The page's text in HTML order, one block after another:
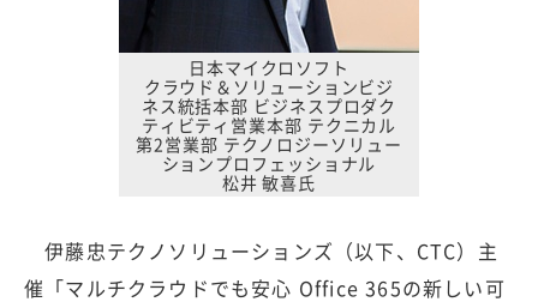
日本マイクロソフト
クラウド＆ソリューションビジ
ネス統括本部 ビジネスプロダク
ティビティ営業本部 テクニカル
第2営業部 テクノロジーソリュー
ションプロフェッショナル
松井 敏喜氏
伊藤忠テクノソリューションズ（以下、CTC）主
催「マルチクラウドでも安心 Office 365の新しい可